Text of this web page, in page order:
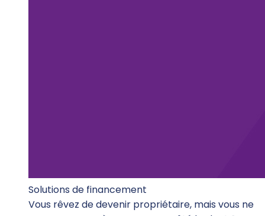
Solutions de financement
Vous rêvez de devenir propriétaire, mais vous ne